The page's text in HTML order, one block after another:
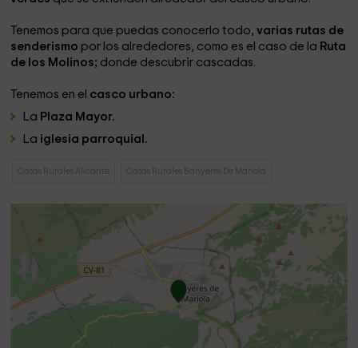
Tenemos para que puedas conocerlo todo,varias rutas de
senderismo por los alrededores, como es el caso de la Ruta
de los Molinos; donde descubrir cascadas.
Tenemos en el casco urbano:
La Plaza Mayor.
La iglesia parroquial.
Casas Rurales Alicante Casas Rurales Banyeres De Mariola